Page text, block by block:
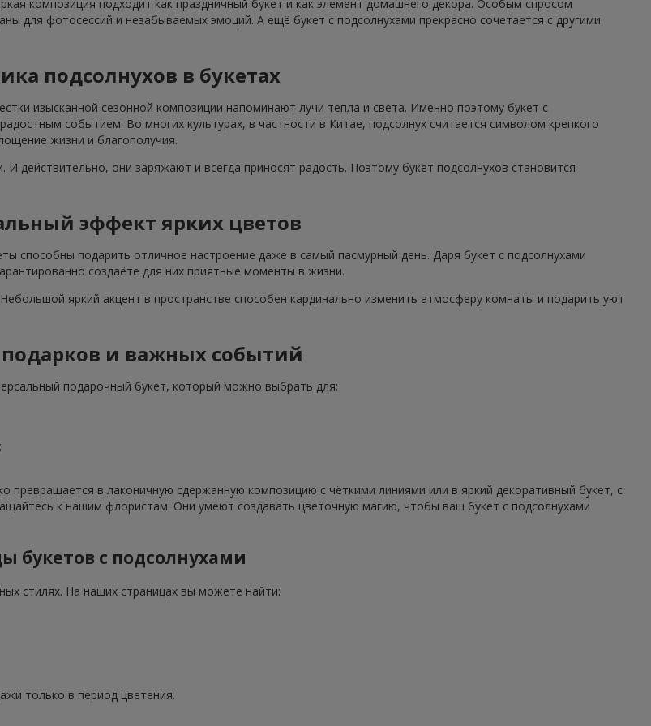
композиция подходит как праздничный букет и как элемент домашнего декора. Особым спросом
для фотосессий и незабываемых эмоций. А ещё букет с подсолнухами прекрасно сочетается с другими
подсолнухов в букетах
изысканной сезонной композиции напоминают лучи тепла и света. Именно поэтому букет с
событием. Во многих культурах, в частности в Китае, подсолнух считается символом крепкого
жизни и благополучия.
действительно, они заряжают и всегда приносят радость. Поэтому букет подсолнухов становится
эффект ярких цветов
способны подарить отличное настроение даже в самый пасмурный день. Даря букет с подсолнухами
создаёте для них приятные моменты в жизни.
яркий акцент в пространстве способен кардинально изменить атмосферу комнаты и подарить уют
и важных событий
подарочный букет, который можно выбрать для:
превращается в лаконичную сдержанную композицию с чёткими линиями или в яркий декоративный букет, с
к нашим флористам. Они умеют создавать цветочную магию, чтобы ваш букет с подсолнухами
букетов с подсолнухами
стилях. На наших страницах вы можете найти:
только в период цветения.